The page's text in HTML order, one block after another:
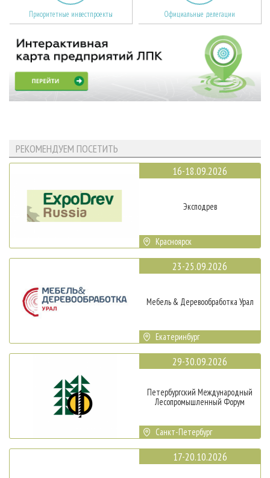
Приоритетные инвестпроекты Официальные делегации
РЕКОМЕНДУЕМ ПОСЕТИТЬ
16-18.09.2026
Эксподрев
Красноярск
23-25.09.2026
Мебель & Деревообработка Урал
Екатеринбург
29-30.09.2026
Петербургский Международный
Лесопромышленный Форум
Санкт-Петербург
17-20.10.2026